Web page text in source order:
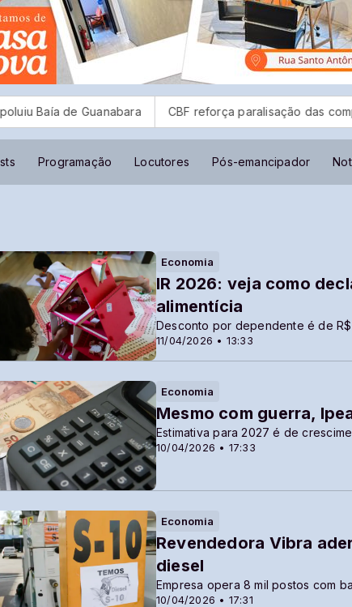
CBF reforça paralisação das competições
Programação Locutores Pós-emancipador
Economia
11/04/2026 • 13:33
IR 2026: veja como
alimentícia
Desconto por dependente é de
Economia
10/04/2026 • 17:33
Mesmo com guerra,
Estimativa para 2027 é de
Economia
10/04/2026 • 17:31
Revendedora Vibra
diesel
Empresa opera 8 mil postos com